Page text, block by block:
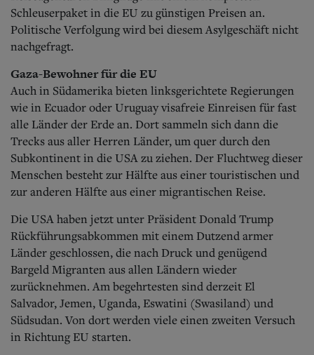
Schleuserpaket in die EU zu günstigen Preisen an.
Politische Verfolgung wird bei diesem Asylgeschäft nicht
nachgefragt.
Gaza-Bewohner für die EU
Auch in Südamerika bieten linksgerichtete Regierungen
wie in Ecuador oder Uruguay visafreie Einreisen für fast
alle Länder der Erde an. Dort sammeln sich dann die
Trecks aus aller Herren Länder, um quer durch den
Subkontinent in die USA zu ziehen. Der Fluchtweg dieser
Menschen besteht zur Hälfte aus einer touristischen und
zur anderen Hälfte aus einer migrantischen Reise.
Die USA haben jetzt unter Präsident Donald Trump
Rückführungsabkommen mit einem Dutzend armer
Länder geschlossen, die nach Druck und genügend
Bargeld Migranten aus allen Ländern wieder
zurücknehmen. Am begehrtesten sind derzeit El
Salvador, Jemen, Uganda, Eswatini (Swasiland) und
Südsudan. Von dort werden viele einen zweiten Versuch
in Richtung EU starten.